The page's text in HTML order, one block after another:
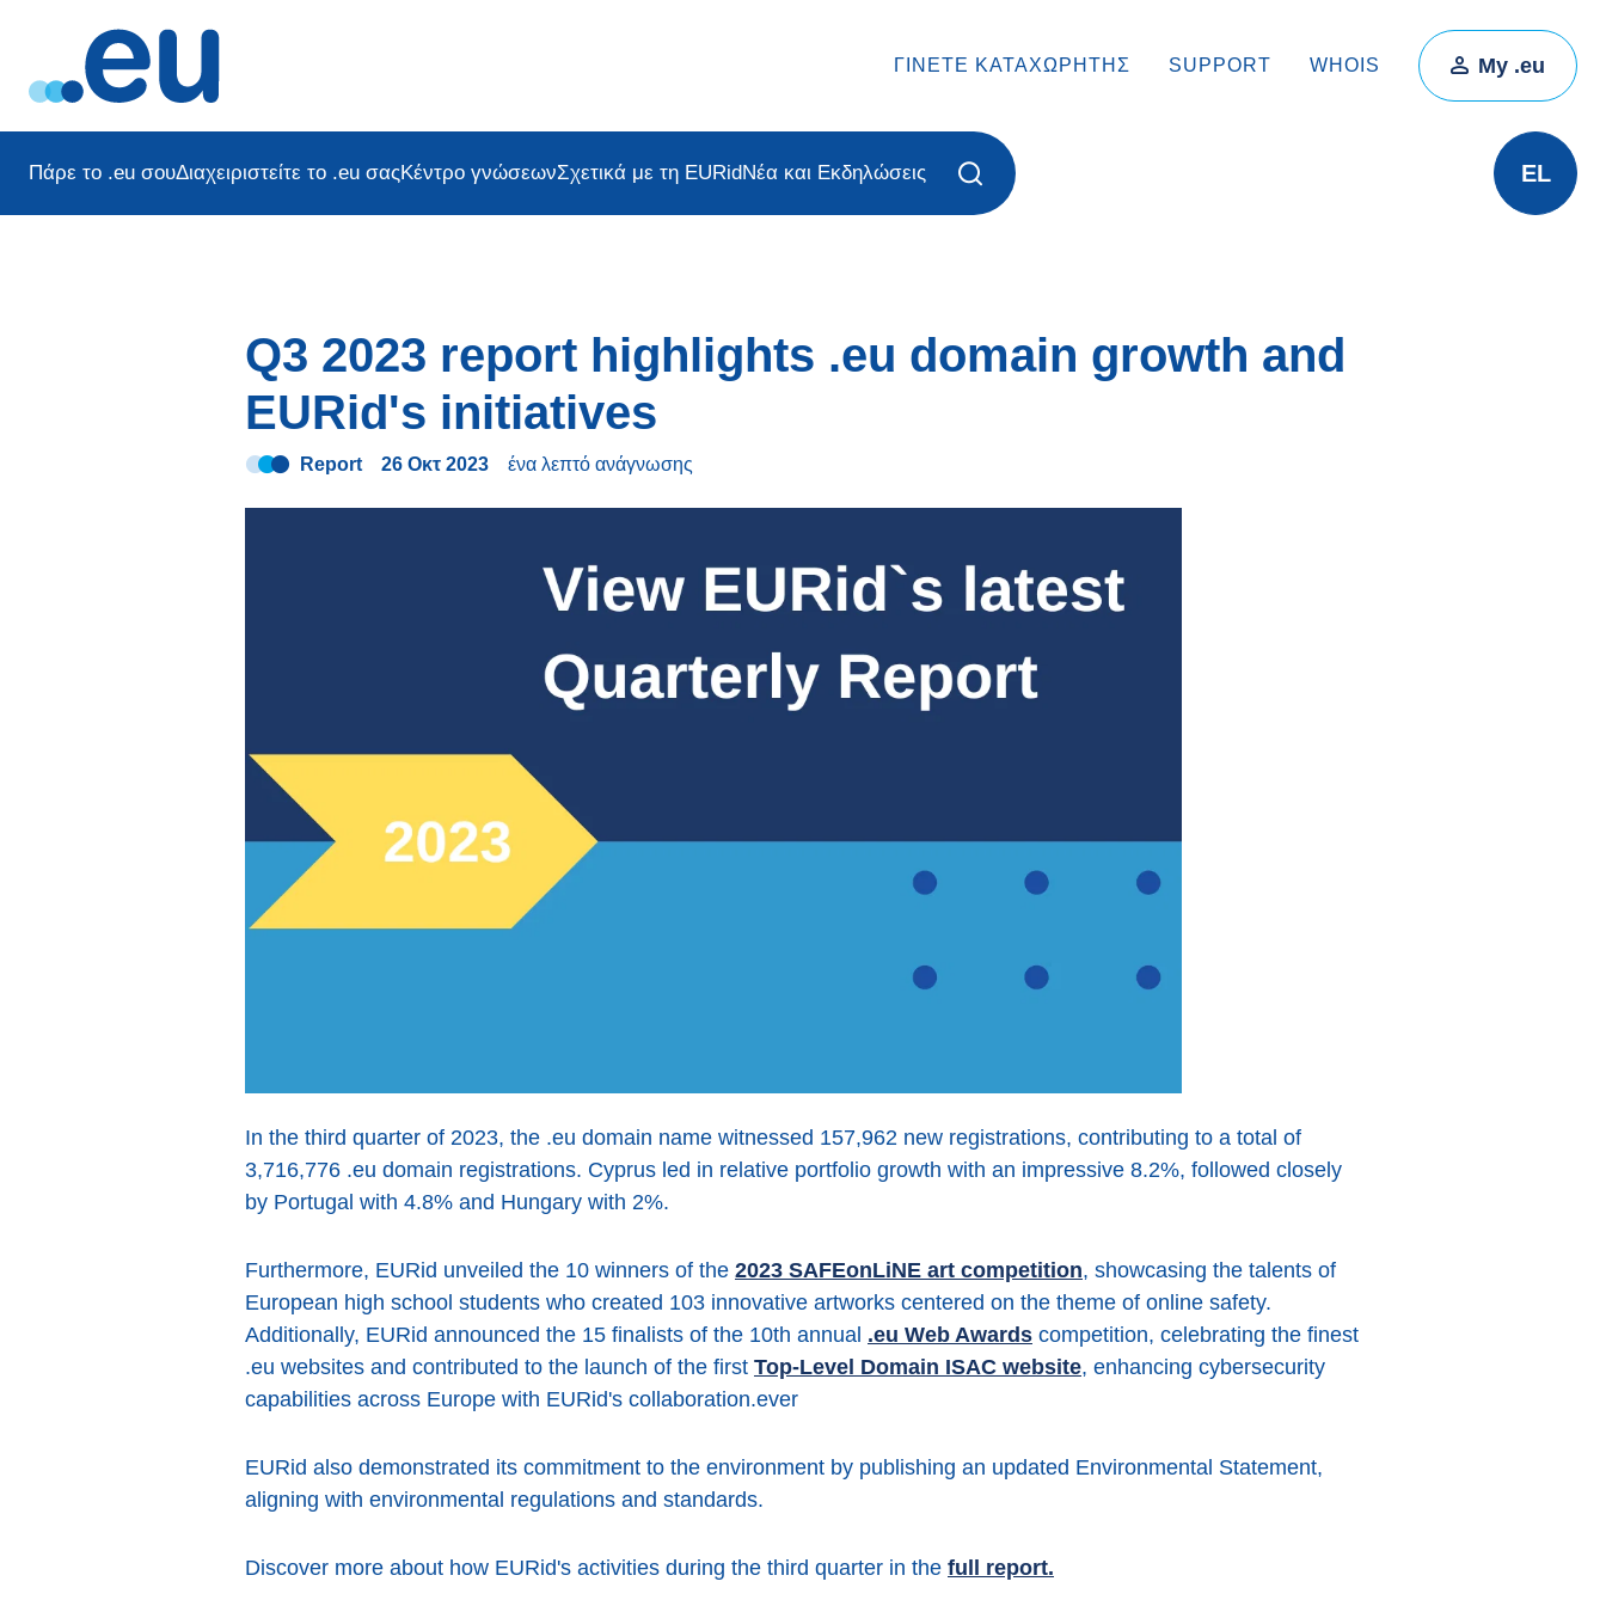
ΓΊΝΕΤΕ ΚΑΤΑΧΩΡΗΤΉΣ SUPPORT WHOIS My .eu
Πάρε το .eu σουΔιαχειριστείτε το .eu σαςΚέντρο γνώσεωνΣχετικά με τη EURidΝέα και Εκδηλώσεις EL
Q3 2023 report highlights .eu domain growth and
EURid's initiatives
Report 26 Οκτ 2023 ένα λεπτόανάγνωσης
In the third quarter of 2023, the .eu domain name witnessed 157,962 new registrations, contributing to a total of
3,716,776 .eu domain registrations. Cyprus led in relative portfolio growth with an impressive 8.2%, followed closely
by Portugal with 4.8% and Hungary with 2%.
Furthermore, EURid unveiled the 10 winners of the 2023 SAFEonLiNE art competition, showcasing the talents of
European high school students who created 103 innovative artworks centered on the theme of online safety.
Additionally, EURid announced the 15 finalists of the 10th annual .eu Web Awards competition, celebrating the finest
.eu websites and contributed to the launch of the first Top-Level Domain ISAC website, enhancing cybersecurity
capabilities across Europe with EURid's collaboration.ever
EURid also demonstrated its commitment to the environment by publishing an updated Environmental Statement,
aligning with environmental regulations and standards.
Discover more about how EURid's activities during the third quarter in the full report.